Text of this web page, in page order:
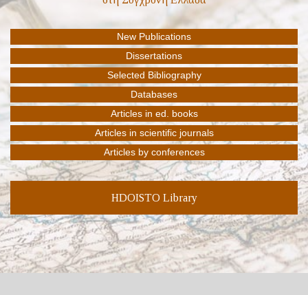
HDOISTO Library